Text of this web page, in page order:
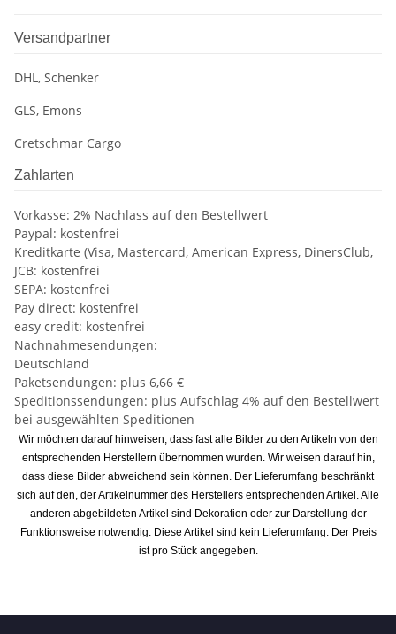
Versandpartner
DHL, Schenker
GLS, Emons
Cretschmar Cargo
Zahlarten
Vorkasse: 2% Nachlass auf den Bestellwert
Paypal: kostenfrei
Kreditkarte (Visa, Mastercard, American Express, DinersClub,
JCB: kostenfrei
SEPA: kostenfrei
Pay direct: kostenfrei
easy credit: kostenfrei
Nachnahmesendungen:
Deutschland
Paketsendungen: plus 6,66 €
Speditionssendungen: plus Aufschlag 4% auf den Bestellwert
bei ausgewählten Speditionen
Wir möchten darauf hinweisen, dass fast alle Bilder zu den Artikeln von den
entsprechenden Herstellern übernommen wurden. Wir weisen darauf hin,
dass diese Bilder abweichend sein können. Der Lieferumfang beschränkt
sich auf den, der Artikelnummer des Herstellers entsprechenden Artikel. Alle
anderen abgebildeten Artikel sind Dekoration oder zur Darstellung der
Funktionsweise notwendig. Diese Artikel sind kein Lieferumfang. Der Preis
ist pro Stück angegeben.